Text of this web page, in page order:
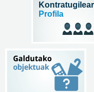
Profila